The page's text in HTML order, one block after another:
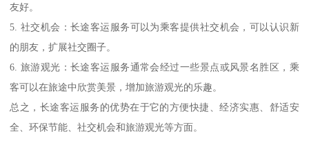
友好。
5. 社交机会：长途客运服务可以为乘客提供社交机会，可以认识新
的朋友，扩展社交圈子。
6. 旅游观光：长途客运服务通常会经过一些景点或风景名胜区，乘
客可以在旅途中欣赏美景，增加旅游观光的乐趣。
总之，长途客运服务的优势在于它的方便快捷、经济实惠、舒适安
全、环保节能、社交机会和旅游观光等方面。